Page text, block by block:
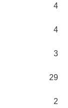
4
4
3
29
2